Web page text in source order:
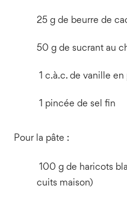
25 g de beurre de
50 g de sucrant au
1 c.à.c. de vanille en
1 pincée de sel fin
Pour la pâte :
100 g de haricots
cuits maison)